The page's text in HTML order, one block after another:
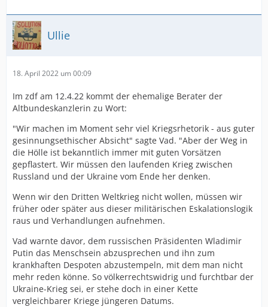
Ullie
18. April 2022 um 00:09
Im zdf am 12.4.22 kommt der ehemalige Berater der
Altbundeskanzlerin zu Wort:
"Wir machen im Moment sehr viel Kriegsrhetorik - aus guter
gesinnungsethischer Absicht" sagte Vad. "Aber der Weg in
die Hölle ist bekanntlich immer mit guten Vorsätzen
gepflastert. Wir müssen den laufenden Krieg zwischen
Russland und der Ukraine vom Ende her denken.
Wenn wir den Dritten Weltkrieg nicht wollen, müssen wir
früher oder später aus dieser militärischen Eskalationslogik
raus und Verhandlungen aufnehmen.
Vad warnte davor, dem russischen Präsidenten Wladimir
Putin das Menschsein abzusprechen und ihn zum
krankhaften Despoten abzustempeln, mit dem man nicht
mehr reden könne. So völkerrechtswidrig und furchtbar der
Ukraine-Krieg sei, er stehe doch in einer Kette
vergleichbarer Kriege jüngeren Datums.